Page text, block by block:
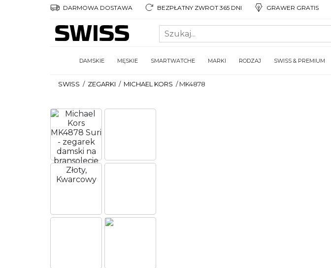
DARMOWA DOSTAWA BEZPŁATNY ZWROT 365 DNI GRAWER GRATIS
DAMSKIE MĘSKIE SMARTWATCHE MARKI RODZAJ SWISS & PREMIUM
SWISS / ZEGARKI / MICHAEL KORS /MK4878